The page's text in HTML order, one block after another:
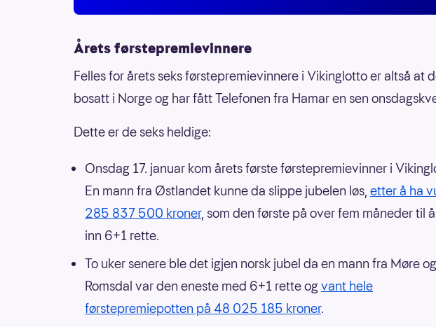
Årets førstepremievinnere
Felles for årets seks førstepremievinnere i Vikinglotto er altså at
bosatt i Norge og har fått Telefonen fra Hamar en sen
Dette er de seks heldige:
Onsdag 17. januar kom årets første førstepremievinner i
En mann fra Østlandet kunne da slippe jubelen løs, etter å ha
285 837 500 kroner, som den første på over fem måneder til
inn 6+1 rette.
To uker senere ble det igjen norsk jubel da en mann fra Møre og
Romsdal var den eneste med 6+1 rette ogvant hele
førstepremiepotten på 48 025 185 kroner.